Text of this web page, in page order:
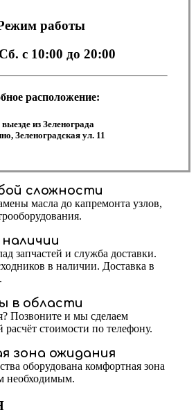
работы
с 10:00 до 20:00
расположение:
из Зеленограда
Зеленоградская ул. 11
сложности
масла до капремонта узлов,
запчастей и служба доставки.
в наличии. Доставка в
в области
Позвоните и мы сделаем
расчёт стоимости по телефону.
зона ожидания
оборудована комфортная зона
необходимым.